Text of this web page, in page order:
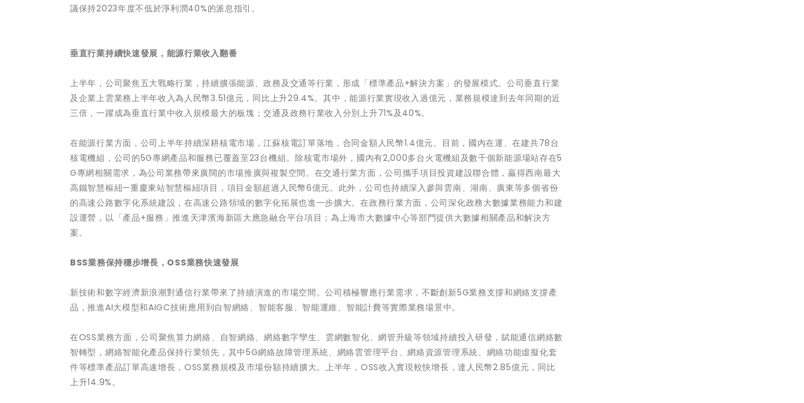
議保持2023年度不低於淨利潤40%的派息指引。
垂直行業持續快速發展，能源行業收入翻番
上半年，公司聚焦五大戰略行業，持續擴張能源、政務及交通等行業，形成「標準產品+解決方案」的發展模式。公司垂直行業
及企業上雲業務上半年收入為人民幣3.51億元，同比上升29.4%。其中，能源行業實現收入過億元，業務規模達到去年同期的近
三倍，一躍成為垂直行業中收入規模最大的板塊；交通及政務行業收入分別上升71%及40%。
在能源行業方面，公司上半年持續深耕核電市場，江蘇核電訂單落地，合同金額人民幣1.4億元。目前，國內在運、在建共78台
核電機組，公司的5G專網產品和服務已覆蓋至23台機組。除核電市場外，國內有2,000多台火電機組及數千個新能源場站存在5
G專網相關需求，為公司業務帶來廣闊的市場推廣與複製空間。在交通行業方面，公司攜手項目投資建設聯合體，贏得西南最大
高鐵智慧樞紐—重慶東站智慧樞紐項目，項目金額超過人民幣6億元。此外，公司也持續深入參與雲南、湖南、廣東等多個省份
的高速公路數字化系統建設，在高速公路領域的數字化拓展也進一步擴大。在政務行業方面，公司深化政務大數據業務能力和建
設運營，以「產品+服務」推進天津濱海新區大應急融合平台項目；為上海市大數據中心等部門提供大數據相關產品和解決方
案。
BSS業務保持穩步增長， OSS業務快速發展
新技術和數字經濟新浪潮對通信行業帶來了持續演進的市場空間。公司積極響應行業需求，不斷創新5G業務支撐和網絡支撐產
品，推進AI大模型和AIGC技術應用到自智網絡、智能客服、智能運維、智能計費等實際業務場景中。
在OSS業務方面，公司聚焦算力網絡、自智網絡、網絡數字孿生、雲網數智化、網管升級等領域持續投入研發，賦能通信網絡數
智轉型，網絡智能化產品保持行業領先，其中5G網絡故障管理系統、網絡雲管理平台、網絡資源管理系統、網絡功能虛擬化套
件等標準產品訂單高速增長，OSS業務規模及市場份額持續擴大。上半年，OSS收入實現較快增長，達人民幣2.85億元，同比
上升14.9%。